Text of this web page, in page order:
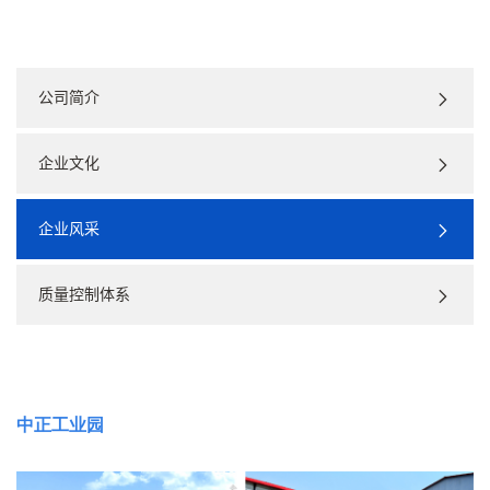
公司简介
企业文化
企业风采
质量控制体系
中正工业园